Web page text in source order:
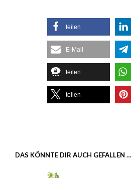
teilen
E-Mail
teilen
teilen
DAS KÖNNTE DIR AUCH GEFALLEN …